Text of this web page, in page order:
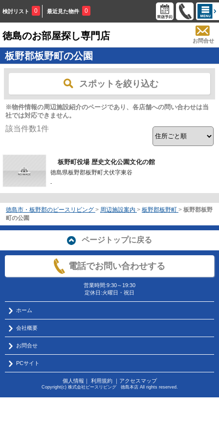
検討リスト 0 最近見た物件 0
徳島のお部屋探し専門店 お問合せ
板野郡板野町の公園
スポットを絞り込む
※物件情報の周辺施設紹介のページであり、各店舗への問い合わせは当
社では対応できません。
該当件数1件
板野町役場 歴史文化公園文化の館
徳島県板野郡板野町犬伏字東谷
-
徳島市・板野郡のピースリビング > 周辺施設案内 > 板野郡板野町 > 板野郡板野
町の公園
ページトップに戻る
電話でお問い合わせする
営業時間:9:30～19:30
定休日:火曜日・祝日
ホーム
会社概要
お問合せ
PCサイト
個人情報 ｜ 利用規約｜ アクセスマップ
Copyright(c) 株式会社ピースリビング 徳島本店 All rights reserved.